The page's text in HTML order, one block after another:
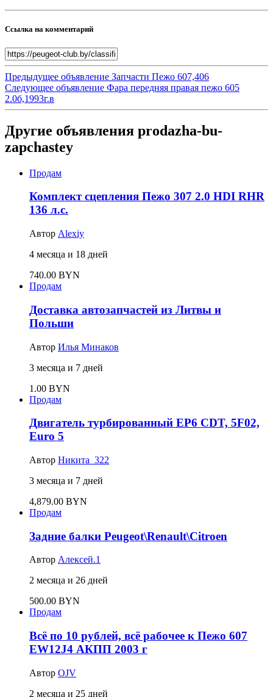
Ссылка на комментарий
Предыдущее объявление Запчасти Пежо 607,406
Следующее объявление Фара передняя правая пежо 605
2.0б,1993г.в
Другие объявления prodazha-bu-
zapchastey
Продам
Комплект сцепления Пежо 307 2.0 HDI RHR
136 л.с.
Автор Alexiy
4 месяца и 18 дней
740.00 BYN
Продам
Доставка автозапчастей из Литвы и
Польши
Автор Илья Минаков
3 месяца и 7 дней
1.00 BYN
Продам
Двигатель турбированный EP6 CDT, 5F02,
Euro 5
Автор Никита_322
3 месяца и 7 дней
4,879.00 BYN
Продам
Задние балки Peugeot\Renault\Citroen
Автор Алексей.1
2 месяца и 26 дней
500.00 BYN
Продам
Всё по 10 рублей, всё рабочее к Пежо 607
EW12J4 АКПП 2003 г
Автор OJV
2 месяца и 25 дней